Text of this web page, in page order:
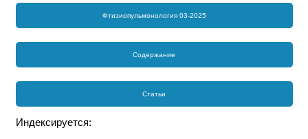
Фтизиопульмонология 03-2025
Содержание
Статьи
Индексируется: